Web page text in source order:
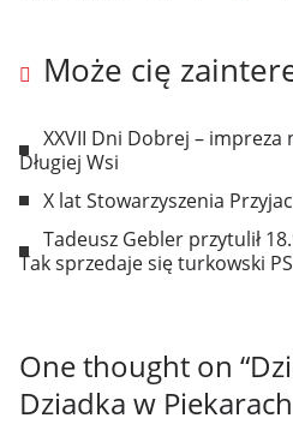
Może cię
XXVII Dni Dobrej –
Długiej Wsi
X lat Stowarzyszenia
Tadeusz Gebler przytulił
Tak sprzedaje się turkowski
One thought on “
Dziadka w